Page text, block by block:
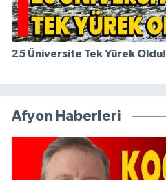
25 Üniversite Tek Yürek Oldu!
Afyon Haberleri